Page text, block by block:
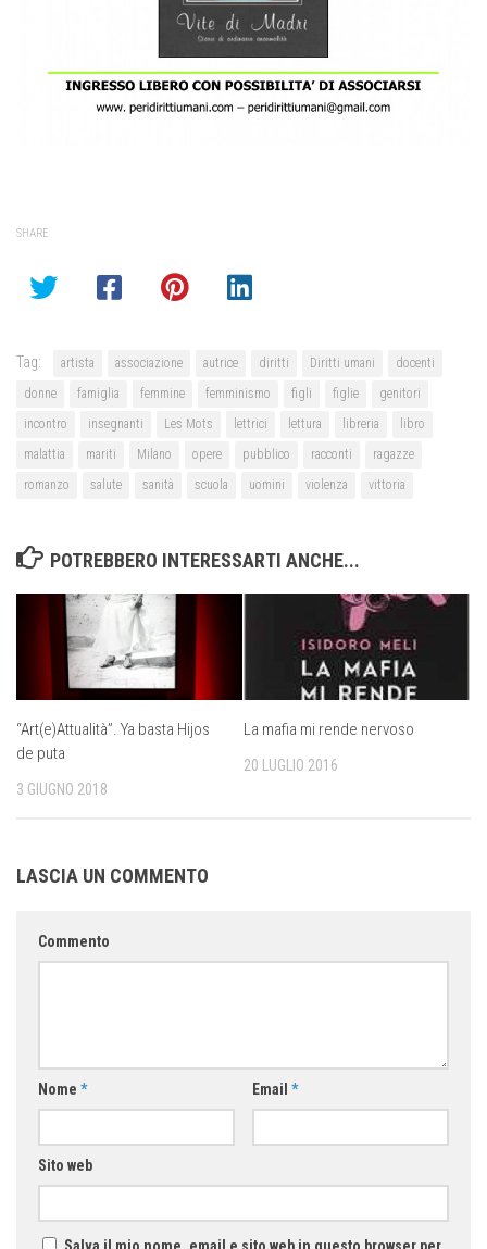
SHARE
Tag: artista associazione autrice diritti Diritti umani
docenti
donne
famiglia femmine femminismo figli figlie
genitori
incontro
insegnanti Les Mots lettrici lettura libreria
libro
malattia
mariti Milano opere pubblico racconti
ragazze
romanzo
salute sanità scuola uomini violenza vittoria
POTREBBERO INTERESSARTI ANCHE...
“Art(e)Attualità”. Ya basta Hijos
de puta
3 GIUGNO 2018
La mafia mi rende nervoso
20 LUGLIO 2016
LASCIA UN COMMENTO
Commento
Nome * Email *
Sito web